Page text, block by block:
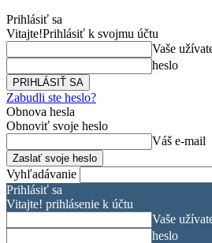
Prihlásiť sa
Vitajte!Prihlásiť k svojmu účtu
Vaše
heslo
Zabudli ste heslo?
Obnova hesla
Obnoviť svoje heslo
Váš e-mail
Vyhľadávanie
Prihlásiť sa
Vitajte! prihlásenie k účtu
Vaše
heslo